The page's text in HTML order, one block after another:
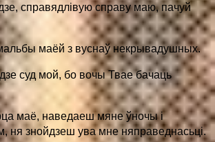
справядлівую справу маю, пачуй
маёй з вуснаў некрывадушных.
суд мой, бо вочы Твае бачаць
маё, наведаеш мяне ўночы і
ня знойдзеш ува мне няправеднасьці.